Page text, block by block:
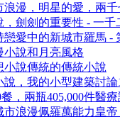
浪漫，明星的愛，兩
，劍劍的重要性 - 一千
戀愛中的新城市羅馬 -
小說和月亮風格
小說傳統的傳統小說
說，我的小型建築討論
，兩瓶405,000件醫
市浪漫佩羅萬能力皇帝